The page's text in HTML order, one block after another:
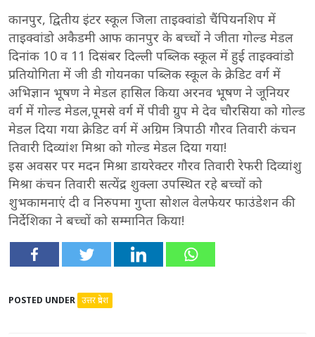
कानपुर, द्वितीय इंटर स्कूल जिला ताइक्वांडो चैंपियनशिप में
ताइक्वांडो अकैडमी आफ कानपुर के बच्चों ने जीता गोल्ड मेडल
दिनांक 10 व 11 दिसंबर दिल्ली पब्लिक स्कूल में हुई ताइक्वांडो
प्रतियोगिता में जी डी गोयनका पब्लिक स्कूल के क्रेडिट वर्ग में
अभिज्ञान भूषण ने मेडल हासिल किया अरनव भूषण ने जूनियर
वर्ग में गोल्ड मेडल,पूमसे वर्ग में पीवी ग्रुप मे देव चौरसिया को गोल्ड
मेडल दिया गया क्रेडिट वर्ग में अग्रिम त्रिपाठी गौरव तिवारी कंचन
तिवारी दिव्यांश मिश्रा को गोल्ड मेडल दिया गया!
इस अवसर पर मदन मिश्रा डायरेक्टर गौरव तिवारी रेफरी दिव्यांशु
मिश्रा कंचन तिवारी सत्येंद्र शुक्ला उपस्थित रहे बच्चों को
शुभकामनाएं दी व निरुपमा गुप्ता सोशल वेलफेयर फाउंडेशन की
निर्देशिका ने बच्चों को सम्मानित किया!
POSTED UNDER उत्तर प्रदेश